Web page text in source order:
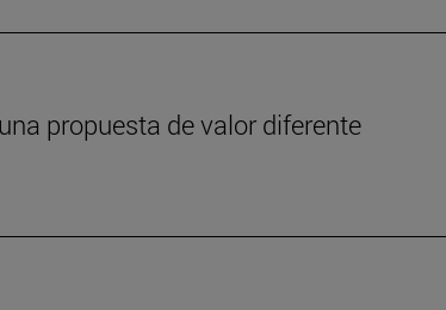
propuesta de valor diferente